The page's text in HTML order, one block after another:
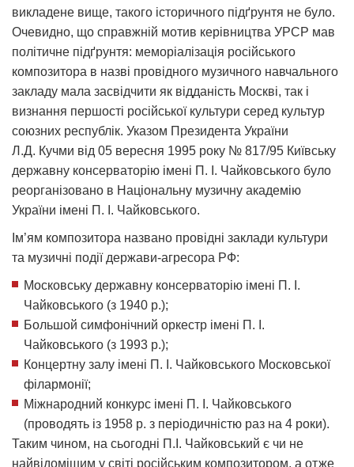
викладене вище, такого історичного підґрунтя не було.
Очевидно, що справжній мотив керівництва УРСР мав
політичне підґрунтя: меморіалізація російського
композитора в назві провідного музичного навчального
закладу мала засвідчити як відданість Москві, так і
визнання першості російської культури серед культур
союзних республік. Указом Президента України
Л.Д. Кучми від 05 вересня 1995 року № 817/95 Київську
державну консерваторію імені П. І. Чайковського було
реорганізовано в Національну музичну академію
України імені П. І. Чайковського.
Ім’ям композитора названо провідні заклади культури
та музичні події держави-агресора РФ:
Московську державну консерваторію імені П. І.
Чайковського (з 1940 р.);
Большой симфонічний оркестр імені П. І.
Чайковського (з 1993 р.);
Концертну залу імені П. І. Чайковського Московської
філармонії;
Міжнародний конкурс імені П. І. Чайковського
(проводять із 1958 р. з періодичністю раз на 4 роки).
Таким чином, на сьогодні П.І. Чайковський є чи не
найвідомішим у світі російським композитором, а отже